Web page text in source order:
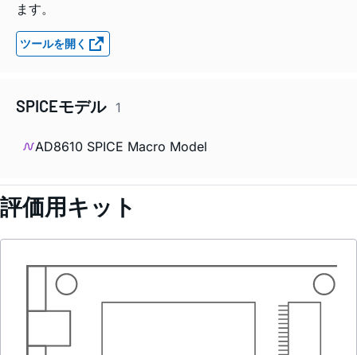
ます。
ツールを開く
SPICEモデル 1
AD8610 SPICE Macro Model
評価用キット